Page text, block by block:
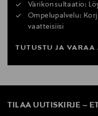
Värikonsultaatio:
Ompelupalvelu:
vaatteisiisi
TUTUSTU JA VARAA
TILAA UUTISKIRJE –